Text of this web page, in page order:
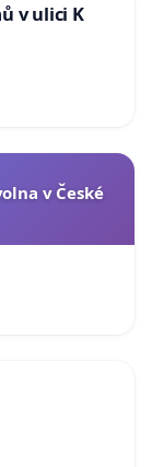
v ulici K
v České